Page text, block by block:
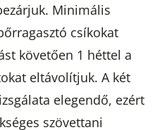
Minimális
csíkokat
követően 1 héttel a
eltávolítjuk. A két
elegendő, ezért
szövettani